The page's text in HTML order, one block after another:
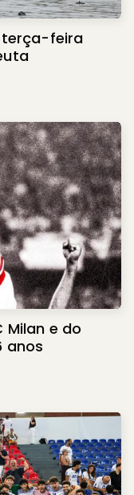
terça-feira
Milan e do
anos